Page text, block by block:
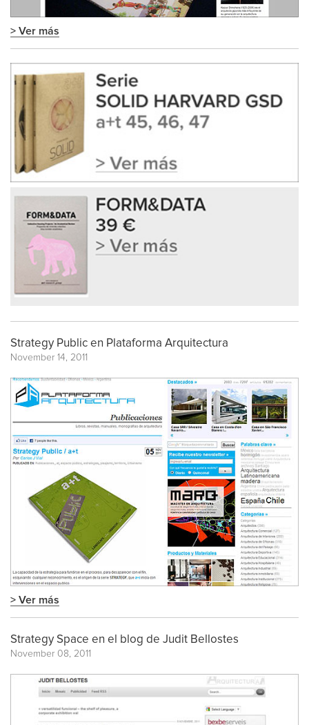
> Ver más
Strategy Public en Plataforma Arquitectura
November 14, 2011
> Ver más
Strategy Space en el blog de Judit Bellostes
November 08, 2011